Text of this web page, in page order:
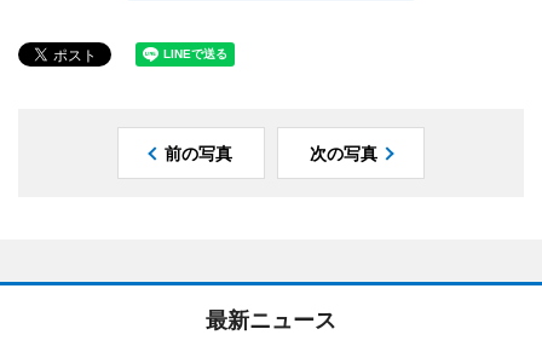
前の写真 次の写真
最新ニュース